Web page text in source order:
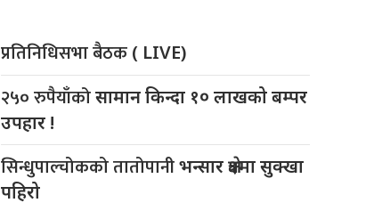
प्रतिनिधिसभा बैठक ( LIVE)
२५० रुपैयाँकोसामान किन्दा १० लाखको बम्पर
उपहार !
सिन्धुपाल्चोकको तातोपानीभन्सार क्षेत्रमा सुक्खा
पहिरो